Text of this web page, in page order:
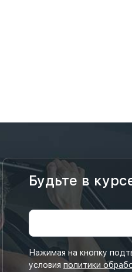
Будьте в
Нажимая на кнопку
условия политики